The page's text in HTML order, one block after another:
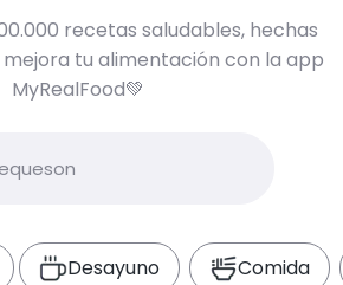
recetas saludables, hechas
tu alimentación con la app
MyRealFood💚
Desayuno Comida